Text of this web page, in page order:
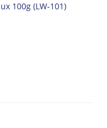
100g (LW-101)